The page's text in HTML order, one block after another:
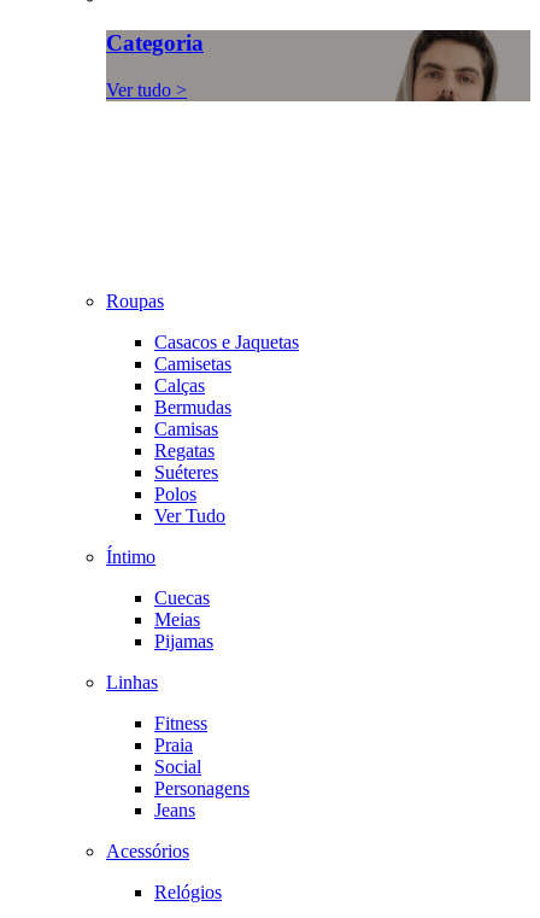
Categoria
Ver tudo >
Roupas
Casacos e Jaquetas
Camisetas
Calças
Bermudas
Camisas
Regatas
Suéteres
Polos
Ver Tudo
Íntimo
Cuecas
Meias
Pijamas
Linhas
Fitness
Praia
Social
Personagens
Jeans
Acessórios
Relógios